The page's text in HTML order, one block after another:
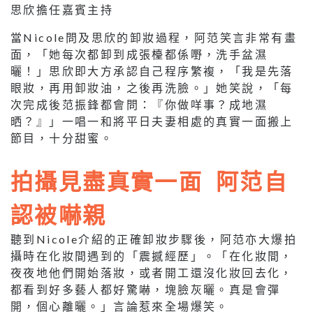
思欣擔任嘉賓主持
當Nicole問及思欣的卸妝過程，阿范笑言非常有畫
面，「她每次都卸到成張檯都係嘢，洗手盆濕
曬！」思欣即大方承認自己程序繁複，「我是先落
眼妝，再用卸妝油，之後再洗臉。」她笑說，「每
次完成後范振鋒都會問：『你做咩事？成地濕
晒？』」一唱一和將平日夫妻相處的真實一面搬上
節目，十分甜蜜。
拍攝見盡真實一面 阿范自
認被嚇親
聽到Nicole介紹的正確卸妝步驟後，阿范亦大爆拍
攝時在化妝間遇到的「震撼經歷」。「在化妝間，
夜夜地他們開始落妝，或者開工還沒化妝回去化，
都看到好多藝人都好驚嚇，塊臉灰曬。真是會彈
開，個心離曬。」言論惹來全場爆笑。